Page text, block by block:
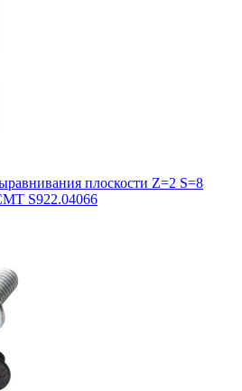
плоскости Z=2 S=8
S922.04066